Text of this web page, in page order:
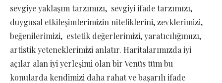
sevgiye yaklaşım tarzımızı, sevgiyi ifade tarzımızı,
duygusal etkileşimlerimizin niteliklerini, zevklerimizi,
beğenilerimizi, estetik değerlerimizi, yaratıcılığımızı,
artistik yeteneklerimizi anlatır. Haritalarımızda iyi
açılar alan iyi yerleşimi olan bir Venüs tüm bu
konularda kendimizi daha rahat ve başarılı ifade